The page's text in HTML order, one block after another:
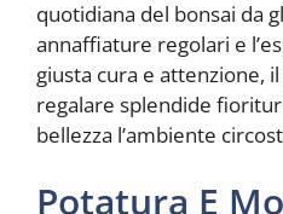
quotidiana del bonsai da
annaffiature regolari e
giusta cura e attenzione,
regalare splendide
bellezza l’ambiente
Potatura E